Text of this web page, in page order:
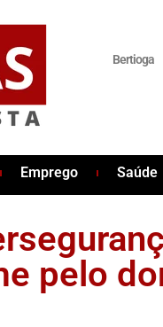
Bertioga
Emprego Saúde
pelo